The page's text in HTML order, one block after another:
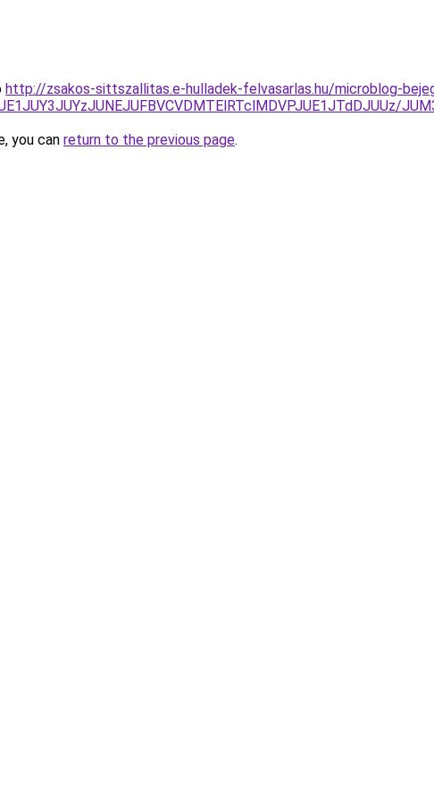
http://zsakos-sittszallitas.e-hulladek-felvasarlas.hu/microblog-
you can return to the previous page.